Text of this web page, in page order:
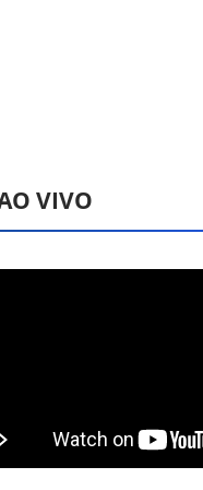
VIVO